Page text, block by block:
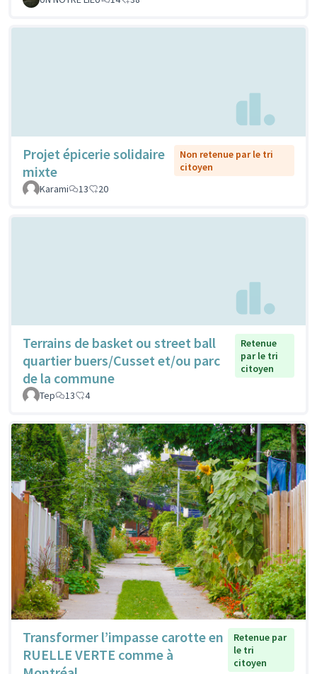
Projet épicerie solidaire
mixte
Non retenue par le tri
citoyen
Karami
13 20
Terrains de basket ou street ball
quartier buers/Cusset et/ou parc
de la commune
Retenue
par le tri
citoyen
Tep 13 4
Transformer l’impasse carotte en
RUELLE VERTE comme à
Retenue par
le tri
citoyen